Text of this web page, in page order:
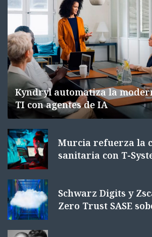
Kyndryl automatiza la
TI con agentes de IA
Murcia refuerza la
sanitaria con T-
Schwarz Digits y
Zero Trust SASE